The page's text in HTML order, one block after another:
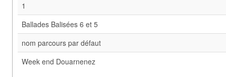
1
Ballades Balisées 6 et 5
nom parcours par défaut
Week end Douarnenez